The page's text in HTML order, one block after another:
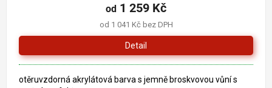
od 1 041 Kč bez DPH
od 1 259 Kč
Detail
otěruvzdorná akrylátová barva s jemně broskvovou vůní s